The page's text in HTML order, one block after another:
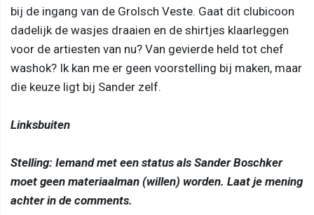
bij de ingang van de Grolsch Veste. Gaat dit clubicoon
dadelijk de wasjes draaien en de shirtjes klaarleggen
voor de artiesten van nu? Van gevierde held tot chef
washok? Ik kan me er geen voorstelling bij maken, maar
die keuze ligt bij Sander zelf.
Linksbuiten
Stelling: Iemand met een status als Sander Boschker
moet geen materiaalman (willen) worden. Laat je mening
achter in de comments.